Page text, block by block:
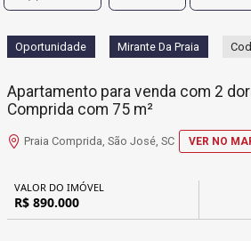
Oportunidade Mirante Da Praia
Apartamento para venda com 2
Comprida com 75 m²
Praia Comprida, São José, SC VER NO
VALOR DO IMÓVEL
R$ 890.000